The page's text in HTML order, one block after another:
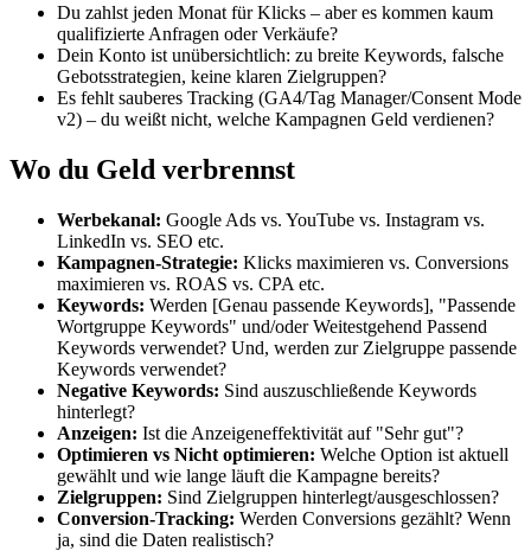
Du zahlst jeden Monat für Klicks – aber es kommen kaum
qualifizierte Anfragen oder Verkäufe?
Dein Konto ist unübersichtlich: zu breite Keywords, falsche
Gebotsstrategien, keine klaren Zielgruppen?
Es fehlt sauberes Tracking (GA4/Tag Manager/Consent Mode
v2) – du weißt nicht, welche Kampagnen Geld verdienen?
Wo du Geld verbrennst
Werbekanal: Google Ads vs. YouTube vs. Instagram vs.
LinkedIn vs. SEO etc.
Kampagnen-Strategie: Klicks maximieren vs. Conversions
maximieren vs. ROAS vs. CPA etc.
Keywords: Werden [Genau passende Keywords], "Passende
Wortgruppe Keywords" und/oder Weitestgehend Passend
Keywords verwendet? Und, werden zur Zielgruppe passende
Keywords verwendet?
Negative Keywords: Sind auszuschließende Keywords
hinterlegt?
Anzeigen: Ist die Anzeigeneffektivität auf "Sehr gut"?
Optimieren vs Nicht optimieren: Welche Option ist aktuell
gewählt und wie lange läuft die Kampagne bereits?
Zielgruppen: Sind Zielgruppen hinterlegt/ausgeschlossen?
Conversion-Tracking: Werden Conversions gezählt? Wenn
ja, sind die Daten realistisch?